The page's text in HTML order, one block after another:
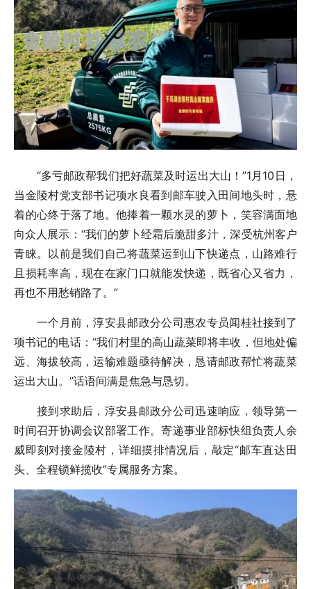
“多亏邮政帮我们把好蔬菜及时运出大山！”1月10日，
当金陵村党支部书记项水良看到邮车驶入田间地头时，悬
着的心终于落了地。他捧着一颗水灵的萝卜，笑容满面地
向众人展示：“我们的萝卜经霜后脆甜多汁，深受杭州客户
青睐。以前是我们自己将蔬菜运到山下快递点，山路难行
且损耗率高，现在在家门口就能发快递，既省心又省力，
再也不用愁销路了。”
一个月前，淳安县邮政分公司惠农专员闻桂社接到了
项书记的电话：“我们村里的高山蔬菜即将丰收，但地处偏
远、海拔较高，运输难题亟待解决，恳请邮政帮忙将蔬菜
运出大山。”话语间满是焦急与恳切。
接到求助后，淳安县邮政分公司迅速响应，领导第一
时间召开协调会议部署工作。寄递事业部标快组负责人余
威即刻对接金陵村，详细摸排情况后，敲定“邮车直达田
头、全程锁鲜揽收”专属服务方案。